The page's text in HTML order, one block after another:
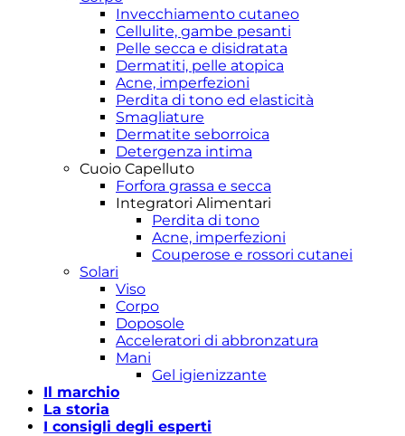
Invecchiamento cutaneo
Cellulite, gambe pesanti
Pelle secca e disidratata
Dermatiti, pelle atopica
Acne, imperfezioni
Perdita di tono ed elasticità
Smagliature
Dermatite seborroica
Detergenza intima
Cuoio Capelluto
Forfora grassa e secca
Integratori Alimentari
Perdita di tono
Acne, imperfezioni
Couperose e rossori cutanei
Solari
Viso
Corpo
Doposole
Acceleratori di abbronzatura
Mani
Gel igienizzante
Il marchio
La storia
I consigli degli esperti